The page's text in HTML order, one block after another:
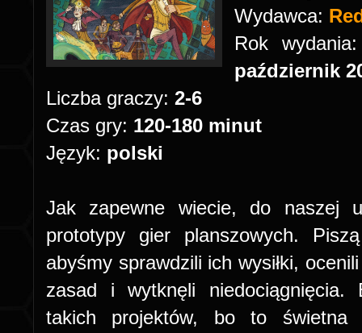
Wydawca:
Rok
październik
Liczba graczy: 2-6
Czas gry: 120-180 minut
Język: polski
Jak zapewne wiecie, do naszej
prototypy gier planszowych.
abyśmy sprawdzili ich wysiłki,
zasad i wytknęli niedociągnięcia.
takich projektów, bo to świetna